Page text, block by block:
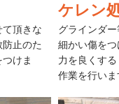
頂きな
止のた
けま
ケレン
グラインダ
細かい傷を
力を良くす
作業を行いま